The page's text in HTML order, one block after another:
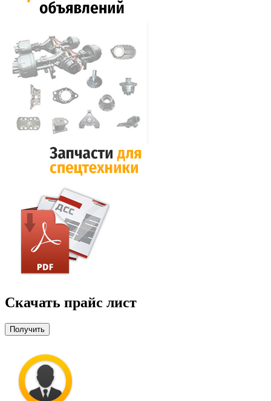
Скачать прайс лист
Получить